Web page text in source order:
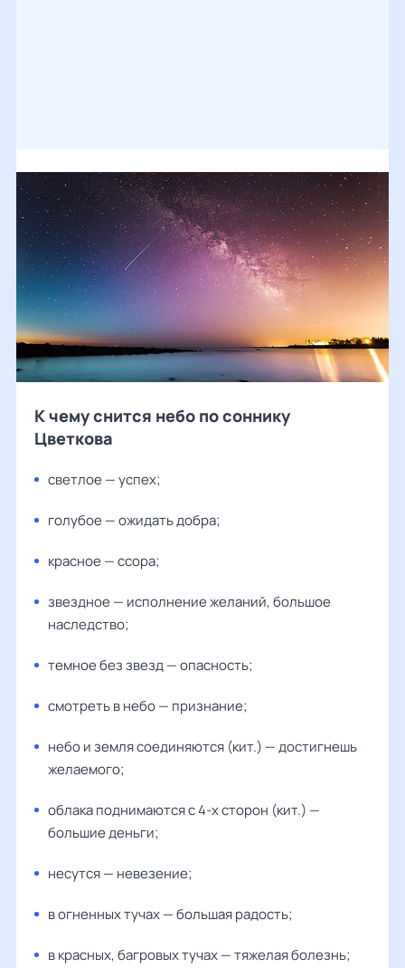
К чему снится небо по соннику
Цветкова
светлое — успех;
голубое — ожидать добра;
красное — ссора;
звездное — исполнение желаний, большое
наследство;
темное без звезд — опасность;
смотреть в небо — признание;
небо и земля соединяются (кит.) — достигнешь
желаемого;
облака поднимаются с 4-х сторон (кит.) —
большие деньги;
несутся — невезение;
в огненных тучах — большая радость;
в красных, багровых тучах — тяжелая болезнь;